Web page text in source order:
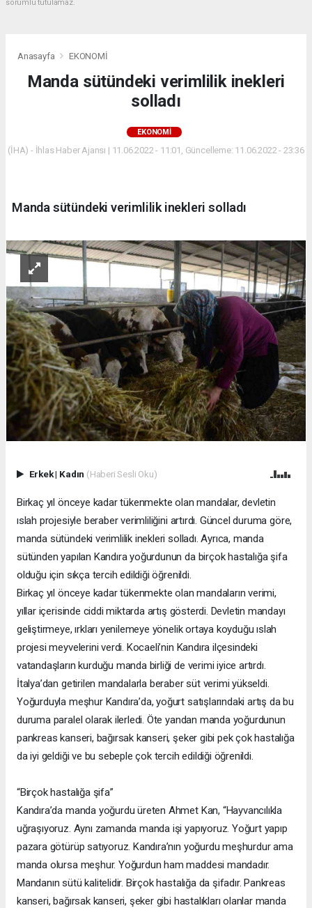
sorumlu tutulamaz.
Anasayfa EKONOMİ
Manda sütündeki verimlilik inekleri
solladı
EKONOMİ
(İHA) - İhlas Haber Ajansı | 11.06.2022 - 11:01, Güncelleme: 11.06.2022 - 23:36
Manda sütündeki verimlilik inekleri solladı
Erkek| Kadın (Haberi Sesli Oku)
Birkaç yıl önceye kadar tükenmekte olan mandalar, devletin
ıslah projesiyle beraber verimliliğini artırdı. Güncel duruma göre,
manda sütündeki verimlilik inekleri solladı. Ayrıca, manda
sütünden yapılan Kandıra yoğurdunun da birçok hastalığa şifa
olduğu için sıkça tercih edildiği öğrenildi.
Birkaç yıl önceye kadar tükenmekte olan mandaların verimi,
yıllar içerisinde ciddi miktarda artış gösterdi. Devletin mandayı
geliştirmeye, ırkları yenilemeye yönelik ortaya koyduğu ıslah
projesi meyvelerini verdi. Kocaeli’nin Kandıra ilçesindeki
vatandaşların kurduğu manda birliği de verimi iyice artırdı.
İtalya’dan getirilen mandalarla beraber süt verimi yükseldi.
Yoğurduyla meşhur Kandıra’da, yoğurt satışlarındaki artış da bu
duruma paralel olarak ilerledi. Öte yandan manda yoğurdunun
pankreas kanseri, bağırsak kanseri, şeker gibi pek çok hastalığa
da iyi geldiği ve bu sebeple çok tercih edildiği öğrenildi.
“Birçok hastalığa şifa”
Kandıra’da manda yoğurdu üreten Ahmet Kan, “Hayvancılıkla
uğraşıyoruz. Aynı zamanda manda işi yapıyoruz. Yoğurt yapıp
pazara götürüp satıyoruz. Kandıra’nın yoğurdu meşhurdur ama
manda olursa meşhur. Yoğurdun ham maddesi mandadır.
Mandanın sütü kalitelidir. Birçok hastalığa da şifadır. Pankreas
kanseri, bağırsak kanseri, şeker gibi hastalıkları olanlar manda